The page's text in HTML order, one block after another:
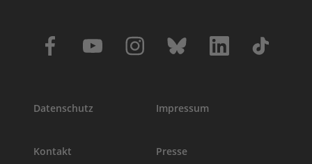
Datenschutz Impressum
Kontakt Presse